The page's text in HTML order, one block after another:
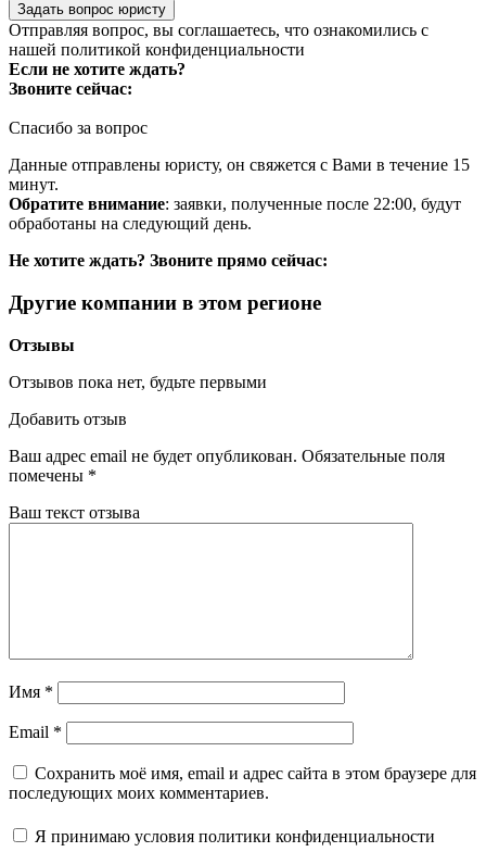
Задать вопрос юристу
Отправляя вопрос, вы соглашаетесь, что ознакомились с
нашей политикой конфиденциальности
Если не хотите ждать?
Звоните сейчас:
Спасибо за вопрос
Данные отправлены юристу, он свяжется с Вами в течение 15
минут.
Обратите внимание: заявки, полученные после 22:00, будут
обработаны на следующий день.
Не хотите ждать? Звоните прямо сейчас:
Другие компании в этом регионе
Отзывы
Отзывов пока нет, будьте первыми
Добавить отзыв
Ваш адрес email не будет опубликован. Обязательные поля
помечены *
Ваш текст отзыва
Имя *
Email *
Сохранить моё имя, email и адрес сайта в этом браузере для
последующих моих комментариев.
Я принимаю условия политики конфиденциальности